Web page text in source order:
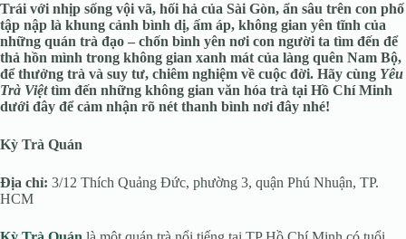
Trái với nhịp sống vội vã, hối hả của Sài Gòn, ẩn sâu trên con phố
tập nập là khung cảnh bình dị, ấm áp, không gian yên tĩnh của
những quán trà đạo – chốn bình yên nơi con người ta tìm đến để
thả hồn mình trong không gian xanh mát của làng quên Nam Bộ,
để thưởng trà và suy tư, chiêm nghiệm về cuộc đời. Hãy cùng Yêu
Trà Việttìm đến những không gian văn hóa trà tại Hồ Chí Minh
dưới đây để cảm nhận rõ nét thanh bình nơi đây nhé!
Kỳ Trà Quán
Địa chỉ: 3/12 Thích Quảng Đức, phường 3, quận Phú Nhuận, TP.
HCM